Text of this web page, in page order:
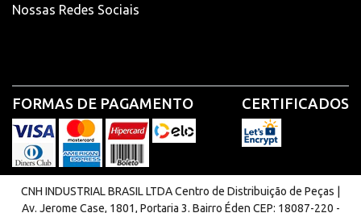
Nossas Redes Sociais
FORMAS DE PAGAMENTO CERTIFICADOS
CNH INDUSTRIAL BRASIL LTDA Centro de Distribuição de Peças |
Av. Jerome Case, 1801, Portaria 3. Bairro Éden CEP: 18087-220 -